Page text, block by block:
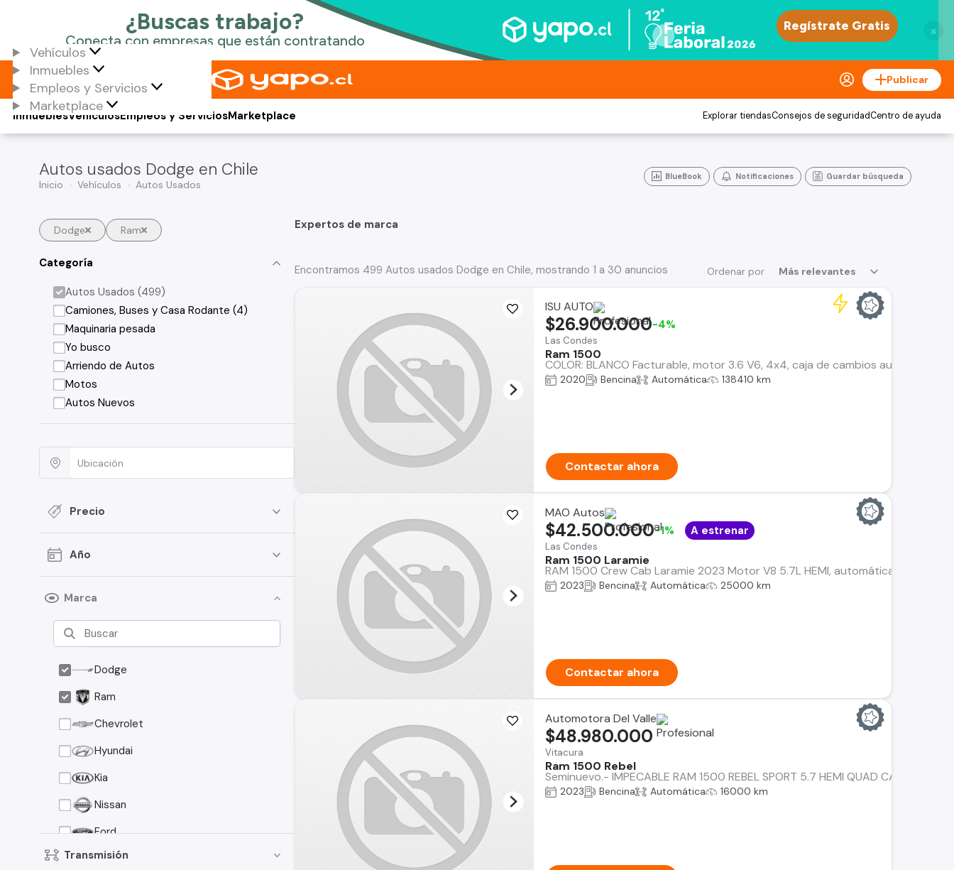
×
Vehículos
Inmuebles
Empleos y Servicios
Marketplace
Publicar
Vehículos
Inmuebles Empleos y ServiciosMarketplace Explorar tiendasConsejos de seguridadCentro de ayuda
Autos usados Dodge en Chile
Inicio Vehículos Autos Usados
BlueBook Notificaciones Guardar búsqueda
Dodge Ram
Categoría
Autos Usados (499)
Camiones, Buses y Casa Rodante (4)
Maquinaria pesada
Yo busco
Arriendo de Autos
Motos
Autos Nuevos
Precio
Año
Marca
Dodge
Ram
Chevrolet
Hyundai
Kia
Nissan
Ford
Toyota
Transmisión
Expertos de marca
Ordenar por Más relevantes
Encontramos 499 Autos usados Dodge en Chile, mostrando 1 a 30 anuncios
ISU AUTO
Las Condes
Ram 1500
COLOR: BLANCO Facturable, motor 3.6 V6, 4x4, caja de cambios
$26.900.000-4%
2020 Bencina Automática 138410 km
Contactar ahora
MAO Autos
Las Condes
Ram 1500 Laramie
RAM 1500 Crew Cab Laramie 2023 Motor V8 5.7L HEMI, automática 4x4,
$42.500.000-1% A estrenar
2023 Bencina Automática 25000 km
Contactar ahora
Automotora Del Valle
Vitacura
Ram 1500 Rebel
Seminuevo.- IMPECABLE RAM 1500 REBEL SPORT 5.7 HEMI QUAD CAB AUT.
$48.980.000
2023 Bencina Automática 16000 km